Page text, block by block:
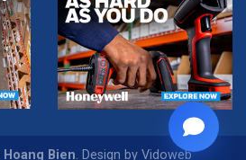
Hoang Bien. Design by Vidoweb